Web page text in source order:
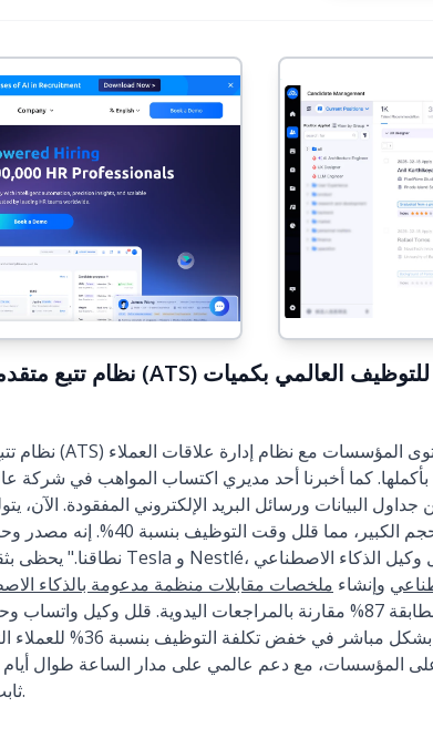
كما أخبرنا أحد مديري اكتساب المواهب في شركة
الفرز الأولي والجدولة لوظائفنا ذات
وإنشاء ملخصات مقابلات منظمة مدعومة بالذكاء
الاتصال اليدوية بنسبة 82%، مما
المؤسسات، مع دعم عالمي على مدار الساعة طوال
الترويج (NPS) ثابت يزيد عن 40.